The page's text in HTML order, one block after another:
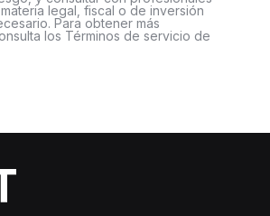
legal, fiscal o de inversión
Para obtener más
los Términos de servicio de